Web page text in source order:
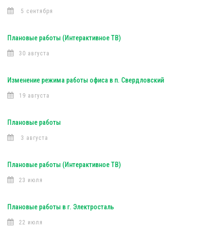
5 сентября
Плановые работы (Интерактивное ТВ)
30 августа
Изменение режима работы офиса в п. Свердловский
19 августа
Плановые работы
3 августа
Плановые работы (Интерактивное ТВ)
23 июля
Плановые работы в г. Электросталь
22 июля